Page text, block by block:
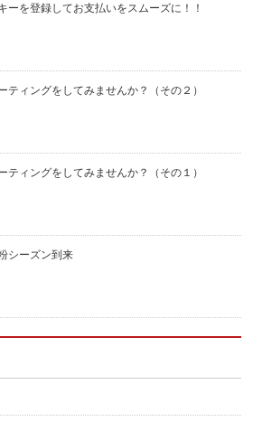
ーを登録してお支払いをスムーズに！！
ティングをしてみませんか？（その２）
ティングをしてみませんか？（その１）
シーズン到来